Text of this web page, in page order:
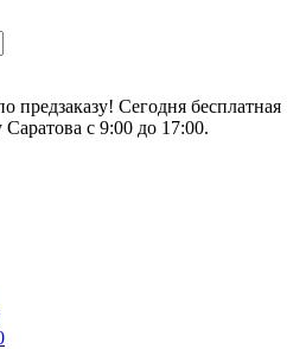
предзаказу! Сегодня бесплатная
Саратова с 9:00 до 17:00.